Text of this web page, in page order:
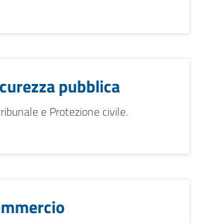
pubblica
e Protezione civile.